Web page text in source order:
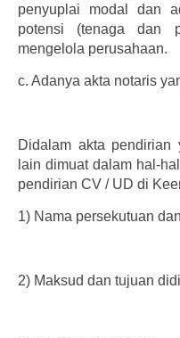
penyuplai modal dan
potensi (tenaga dan
mengelola perusahaan.
c. Adanya akta notaris
Didalam akta pendirian
lain dimuat dalam hal-
pendirian CV / UD di
1) Nama persekutuan
2) Maksud dan tujuan